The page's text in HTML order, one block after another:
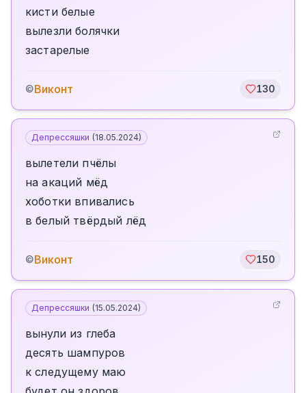
кисти белые
вылезли болячки
застарелые
©Виконт 130
Депрессяшки (18.05.2024)
вылетели пчёлы
на акаций мёд
хоботки впивались
в белый твёрдый лёд
©Виконт 150
Депрессяшки (15.05.2024)
вынули из глеба
десять шампуров
к следущему маю